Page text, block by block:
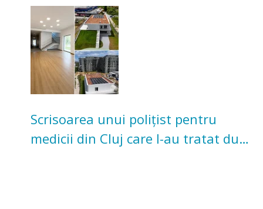
pentru copii
Scrisoarea unui polițist pentru
medicii din Cluj care l-au tratat după